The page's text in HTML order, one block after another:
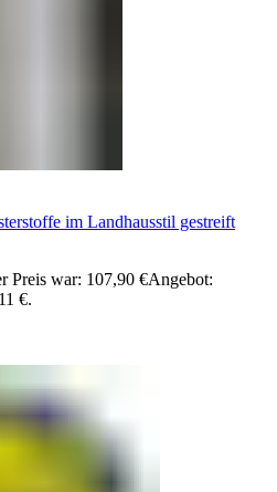
im Landhausstil gestreift
Preis war: 107,90 €Angebot:
€.